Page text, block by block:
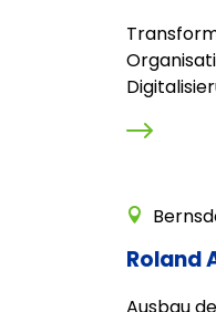
Roland
Ausbau